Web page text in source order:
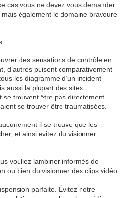
cas vous ne devez vous demander
également le domaine bravoure
des sensations de contrôle en
d’autres puisent comparativement
les diagramme d’un incident
aussi la plupart des sites
se trouvent être pas directement
se trouver être traumatisées.
il se trouve que les
et ainsi évitez du visionner
vouliez lambiner informés de
ou bien du visionner des clips vidéo
parfaite. Évitez notre